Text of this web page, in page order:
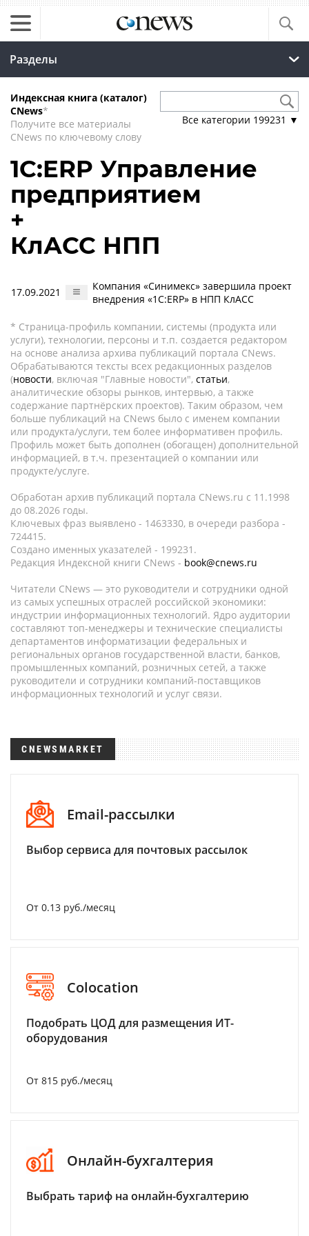
Разделы
Индексная книга (каталог)
CNews*
Получите все материалы
CNews по ключевому слову
Все категории 199231 ▼
1С:ERP Управление
предприятием
+
КлАСС НПП
17.09.2021
Компания «Синимекс» завершила проект
внедрения «1С:ERP» в НПП КлАСС
* Страница-профиль компании, системы (продукта или
услуги), технологии, персоны и т.п. создается редактором
на основе анализа архива публикаций портала CNews.
Обрабатываются тексты всех редакционных разделов
(новости, включая "Главные новости", статьи,
аналитические обзоры рынков, интервью, а также
содержание партнёрских проектов). Таким образом, чем
больше публикаций на CNews было с именем компании
или продукта/услуги, тем более информативен профиль.
Профиль может быть дополнен (обогащен) дополнительной
информацией, в т.ч. презентацией о компании или
продукте/услуге.
Обработан архив публикаций портала CNews.ru c 11.1998
до 08.2026 годы.
Ключевых фраз выявлено - 1463330, в очереди разбора -
724415.
Создано именных указателей - 199231.
Редакция Индексной книги CNews - book@cnews.ru
Читатели CNews — это руководители и сотрудники одной
из самых успешных отраслей российской экономики:
индустрии информационных технологий. Ядро аудитории
составляют топ-менеджеры и технические специалисты
департаментов информатизации федеральных и
региональных органов государственной власти, банков,
промышленных компаний, розничных сетей, а также
руководители и сотрудники компаний-поставщиков
информационных технологий и услуг связи.
CNEWSMARKET
Email-рассылки
Выбор сервиса для почтовых рассылок
От 0.13 руб./месяц
Colocation
Подобрать ЦОД для размещения ИТ-
оборудования
От 815 руб./месяц
Онлайн-бухгалтерия
Выбрать тариф на онлайн-бухгалтерию